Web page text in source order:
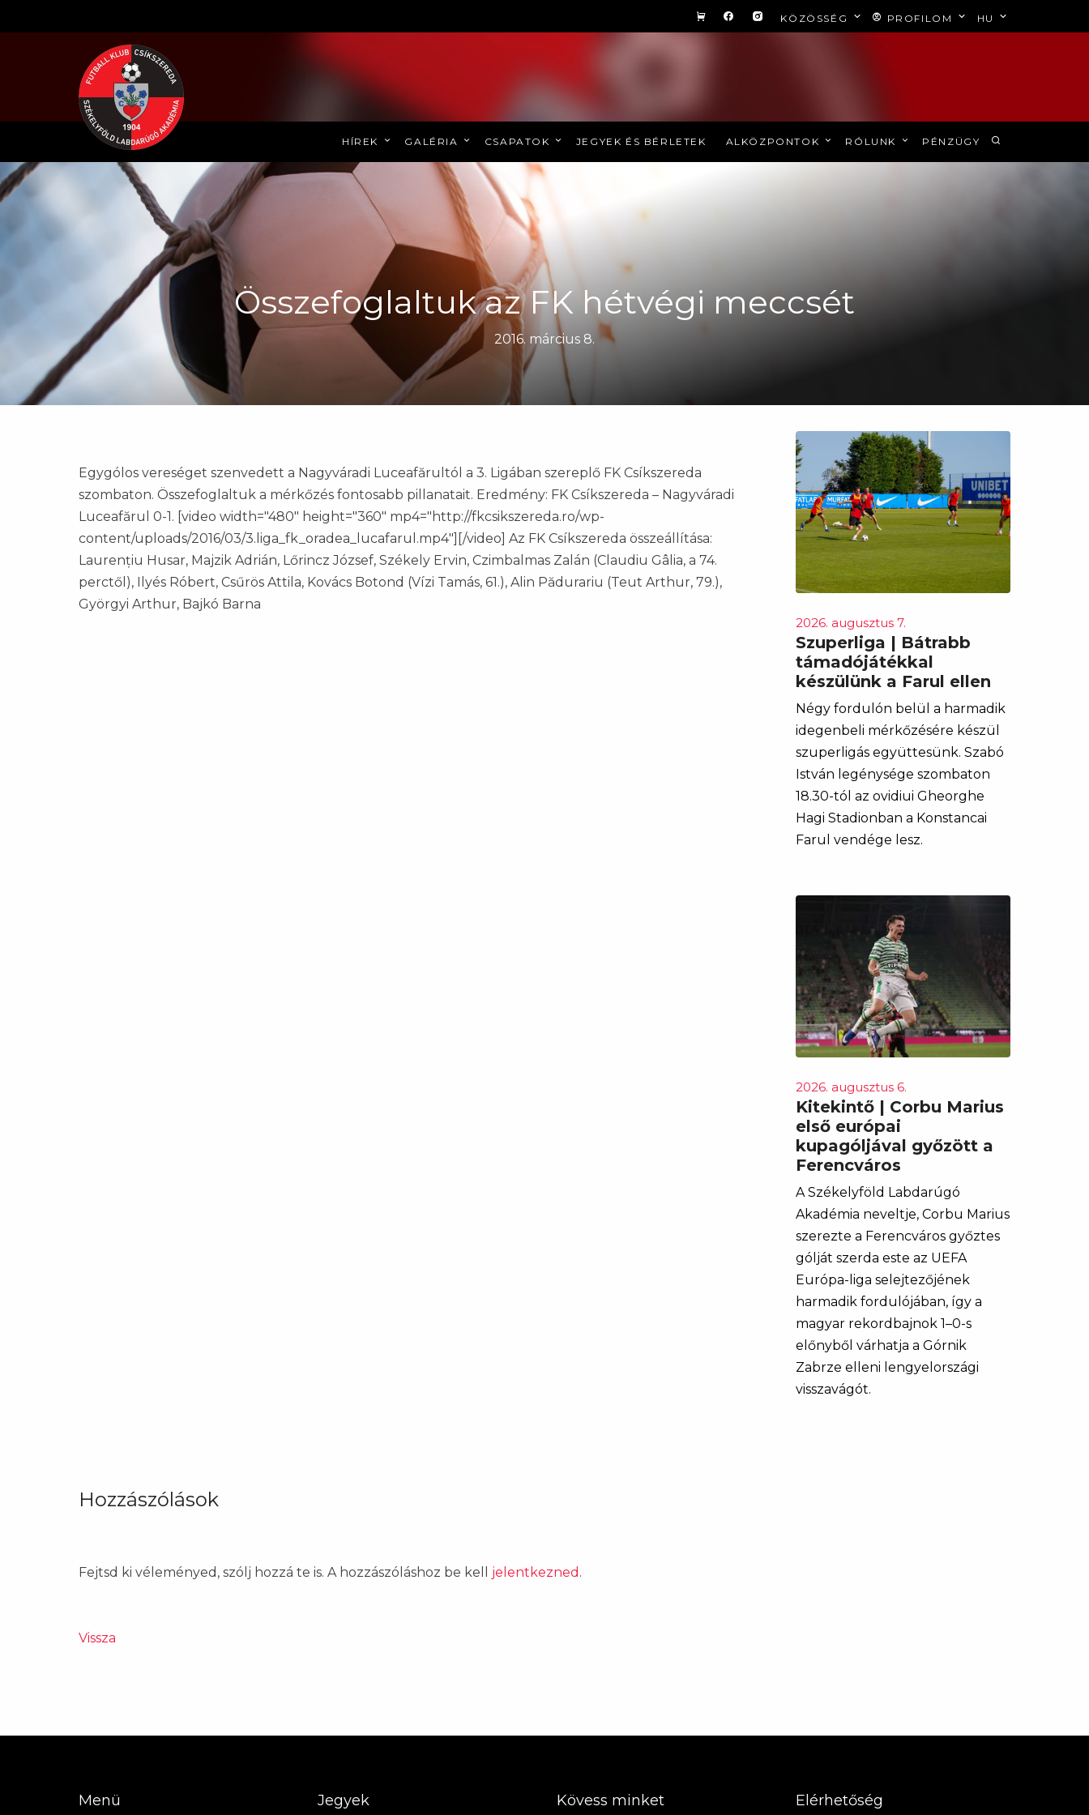
KÖZÖSSÉG PROFILOM HU
HÍREK GALÉRIA CSAPATOK JEGYEK ÉS BÉRLETEK ALKÖZPONTOK RÓLUNK PÉNZÜGY
Összefoglaltuk az FK hétvégi meccsét
2016. március 8.
Egygólos vereséget szenvedett a Nagyváradi Luceafărultól a 3. Ligában szereplő FK Csíkszereda
szombaton. Összefoglaltuk a mérkőzés fontosabb pillanatait. Eredmény: FK Csíkszereda – Nagyváradi
Luceafărul 0-1. [video width="480" height="360" mp4="http://fkcsikszereda.ro/wp-
content/uploads/2016/03/3.liga_fk_oradea_lucafarul.mp4"][/video] Az FK Csíkszereda összeállítása:
Laurențiu Husar, Majzik Adrián, Lőrincz József, Székely Ervin, Czimbalmas Zalán (Claudiu Gâlia, a 74.
perctől), Ilyés Róbert, Csűrös Attila, Kovács Botond (Vízi Tamás, 61.), Alin Pădurariu (Teut Arthur, 79.),
Györgyi Arthur, Bajkó Barna
2026. augusztus 7.
Szuperliga | Bátrabb
támadójátékkal
készülünk a Farul ellen
Négy fordulón belül a harmadik
idegenbeli mérkőzésére készül
szuperligás együttesünk. Szabó
István legénysége szombaton
18.30-tól az ovidiui Gheorghe
Hagi Stadionban a Konstancai
Farul vendége lesz.
2026. augusztus 6.
Kitekintő | Corbu Marius
első európai
kupagóljával győzött a
Ferencváros
A Székelyföld Labdarúgó
Akadémia neveltje, Corbu Marius
szerezte a Ferencváros győztes
gólját szerda este az UEFA
Európa-liga selejtezőjének
harmadik fordulójában, így a
magyar rekordbajnok 1–0-s
előnyből várhatja a Górnik
Zabrze elleni lengyelországi
visszavágót.
Hozzászólások
Fejtsd ki véleményed, szólj hozzá te is. A hozzászóláshoz be kell jelentkezned .
Vissza
Menü Jegyek Kövess minket Elérhetőség